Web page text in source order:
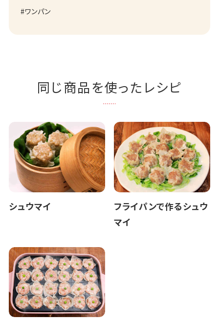
ワンパン
同じ商品を使ったレシピ
シュウマイ
フライパンで作るシュウ
マイ